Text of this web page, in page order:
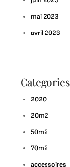
mai 2023
avril 2023
Categories
2020
20m2
50m2
70m2
accessoires